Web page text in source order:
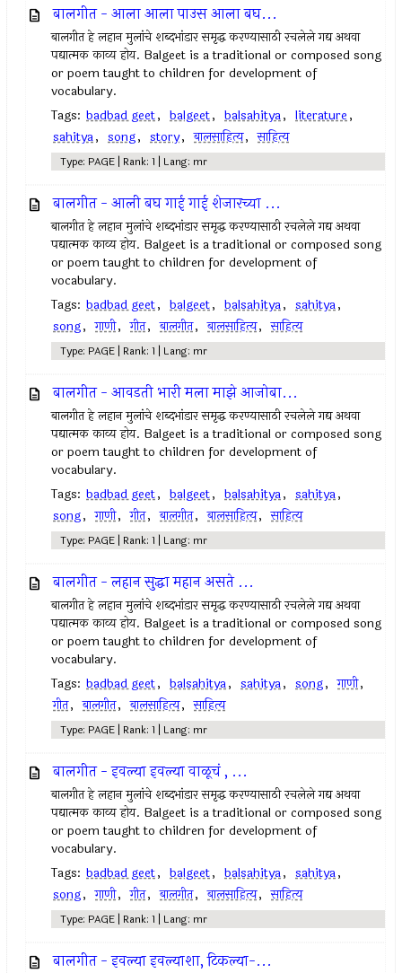
बालगीत - आला आला पाउस आला बघ...
बालगीत हे लहान मुलांचे शब्दभांडार समृद्ध करण्यासाठी रचलेले गद्य अथवा
पद्यात्मक काव्य होय. Balgeet is a traditional or composed song
or poem taught to children for development of
vocabulary.
Tags: badbad geet, balgeet, balsahitya, literature,
sahitya, song, story, बालसाहित्य, साहित्य
Type: PAGE | Rank: 1 | Lang: mr
बालगीत - आली बघ गाई गाई शेजारच्या ...
बालगीत हे लहान मुलांचे शब्दभांडार समृद्ध करण्यासाठी रचलेले गद्य अथवा
पद्यात्मक काव्य होय. Balgeet is a traditional or composed song
or poem taught to children for development of
vocabulary.
Tags: badbad geet, balgeet, balsahitya, sahitya,
song, गाणी, गीत, बालगीत, बालसाहित्य, साहित्य
Type: PAGE | Rank: 1 | Lang: mr
बालगीत - आवडती भारी मला माझे आजोबा...
बालगीत हे लहान मुलांचे शब्दभांडार समृद्ध करण्यासाठी रचलेले गद्य अथवा
पद्यात्मक काव्य होय. Balgeet is a traditional or composed song
or poem taught to children for development of
vocabulary.
Tags: badbad geet, balgeet, balsahitya, sahitya,
song, गाणी, गीत, बालगीत, बालसाहित्य, साहित्य
Type: PAGE | Rank: 1 | Lang: mr
बालगीत - लहान सुद्धा महान असते ...
बालगीत हे लहान मुलांचे शब्दभांडार समृद्ध करण्यासाठी रचलेले गद्य अथवा
पद्यात्मक काव्य होय. Balgeet is a traditional or composed song
or poem taught to children for development of
vocabulary.
Tags: badbad geet, balsahitya, sahitya, song, गाणी,
गीत, बालगीत, बालसाहित्य, साहित्य
Type: PAGE | Rank: 1 | Lang: mr
बालगीत - इवल्या इवल्या वाळूचं , ...
बालगीत हे लहान मुलांचे शब्दभांडार समृद्ध करण्यासाठी रचलेले गद्य अथवा
पद्यात्मक काव्य होय. Balgeet is a traditional or composed song
or poem taught to children for development of
vocabulary.
Tags: badbad geet, balgeet, balsahitya, sahitya,
song, गाणी, गीत, बालगीत, बालसाहित्य, साहित्य
Type: PAGE | Rank: 1 | Lang: mr
बालगीत - इवल्या इवल्याशा, टिकल्या-...